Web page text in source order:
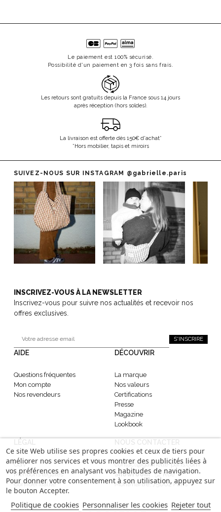
Le paiement est 100% sécurisé.
Possibilité d'un paiement en 3 fois sans frais.
Les retours sont gratuits depuis la France sous 14 jours
après réception (hors soldes).
La livraison est offerte dès 150€ d'achat*
*Hors mobilier, tapis et miroirs
SUIVEZ-NOUS SUR INSTAGRAM @gabrielle.paris
INSCRIVEZ-VOUS À LA NEWSLETTER
Inscrivez-vous pour suivre nos actualités et recevoir nos
offres exclusives.
S'INSCRIRE
AIDE
Questions fréquentes
Mon compte
Nos revendeurs
DÉCOUVRIR
La marque
Nos valeurs
Certifications
Presse
Magazine
Lookbook
CGV
Mentions légales
Confidentialité
contact@gabrielle-paris.com
Showroom: 52 Rue
Montmartre, 75002 Paris
Ce site Web utilise ses propres cookies et ceux de tiers pour
améliorer nos services et vous montrer des publicités liées à
vos préférences en analysant vos habitudes de navigation.
Pour donner votre consentement à son utilisation, appuyez sur
le bouton Accepter.
Politique de cookies Personnaliser les cookies Rejeter tout